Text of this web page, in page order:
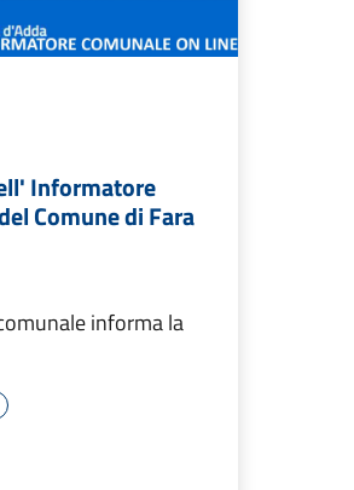
Informatore
Comune di Fara
informa la